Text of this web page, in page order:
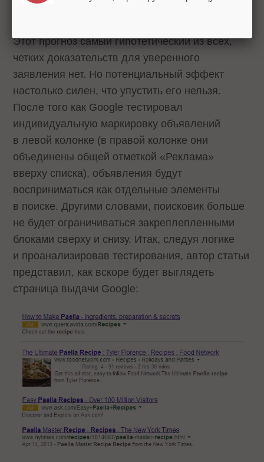
блоков увеличится — вероятность
Этот прогноз самый гипотетический из всех,
четких доказательств для уверенного
заявления нет. Но потенциальный эффект
настолько силен, что упустить его нельзя.
После того как Google тестировал
индивидуальную маркировку объявлений
в левой колонке (в правой колонке они
объединены общей отметкой «Реклама»
вверху списка), объявления будут
восприниматься как отдельные элементы
в поиске. Другими словами, поисковик больше
не будет ограничиваться закреплепленными
блоками сверху и снизу. Итак, следуя логике
и проанализировав тестирования, автор статьи
представил, как вскоре будет выглядеть
страница выдачи Google: